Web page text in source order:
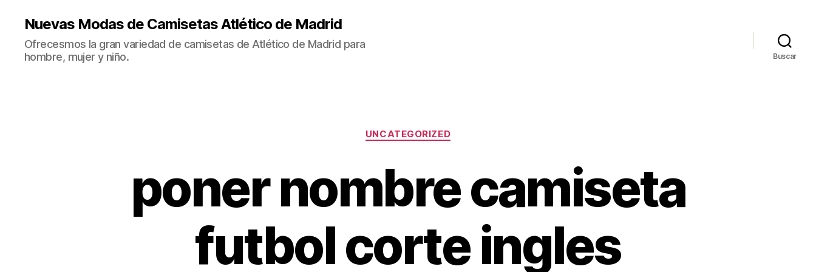
Nuevas Modas de Camisetas Atlético de Madrid
Ofrecesmos la gran variedad de camisetas de Atlético de Madrid para
hombre, mujer y niño.
Buscar
Categorías
UNCATEGORIZED
poner nombre camiseta
futbol corte ingles